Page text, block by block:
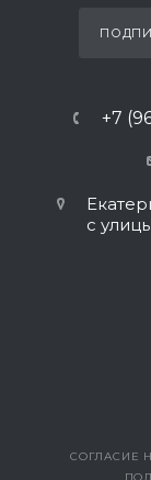
+7
с
СОГЛАСИЕ